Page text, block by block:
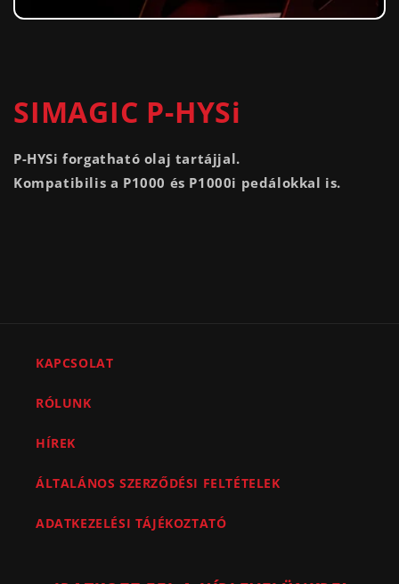
SIMAGIC P-HYSi
P-HYSi forgatható olaj tartájjal.
Kompatibilis a P1000 és P1000i pedálokkal is.
KAPCSOLAT
RÓLUNK
HÍREK
ÁLTALÁNOS SZERZŐDÉSI FELTÉTELEK
ADATKEZELÉSI TÁJÉKOZTATÓ